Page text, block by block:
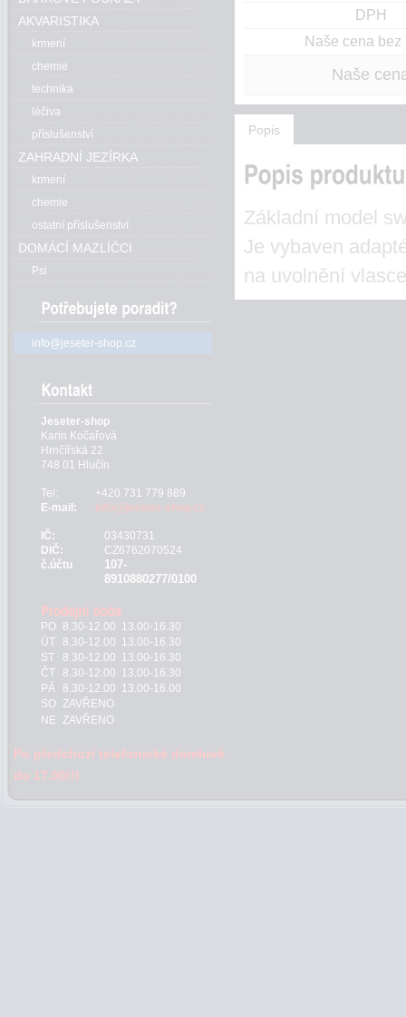
DPH
Naše cena bez
Naše
Popis
Základní model
Je vybaven
na uvolnění
AKVARISTIKA
krmení
chemie
technika
léčiva
příslušenství
ZAHRADNÍ JEZÍRKA
krmení
chemie
ostatní příslušenství
DOMÁCÍ MAZLÍČCI
Psi
info@jeseter-shop.cz
Jeseter-shop
Karin Kočařová
Hrnčířská 22
748 01 Hlučín
Tel:
+420 731 779 889
E-mail:
info@jeseter-shop.cz
IČ:
03430731
DIČ:
CZ6762070524
č.účtu
107-
8910880277/0100
PO 8.30-12.00 13.00-16.30
ÚT
8.30-12.00 13.00-16.30
ST
8.30-12.00 13.00-16.30
ČT
8.30-12.00 13.00-16.30
PÁ
8.30-12.00 13.00-16.00
SO ZAVŘENO
NE ZAVŘENO
Po předchozí telefonické domluvě
do 17.00!!!